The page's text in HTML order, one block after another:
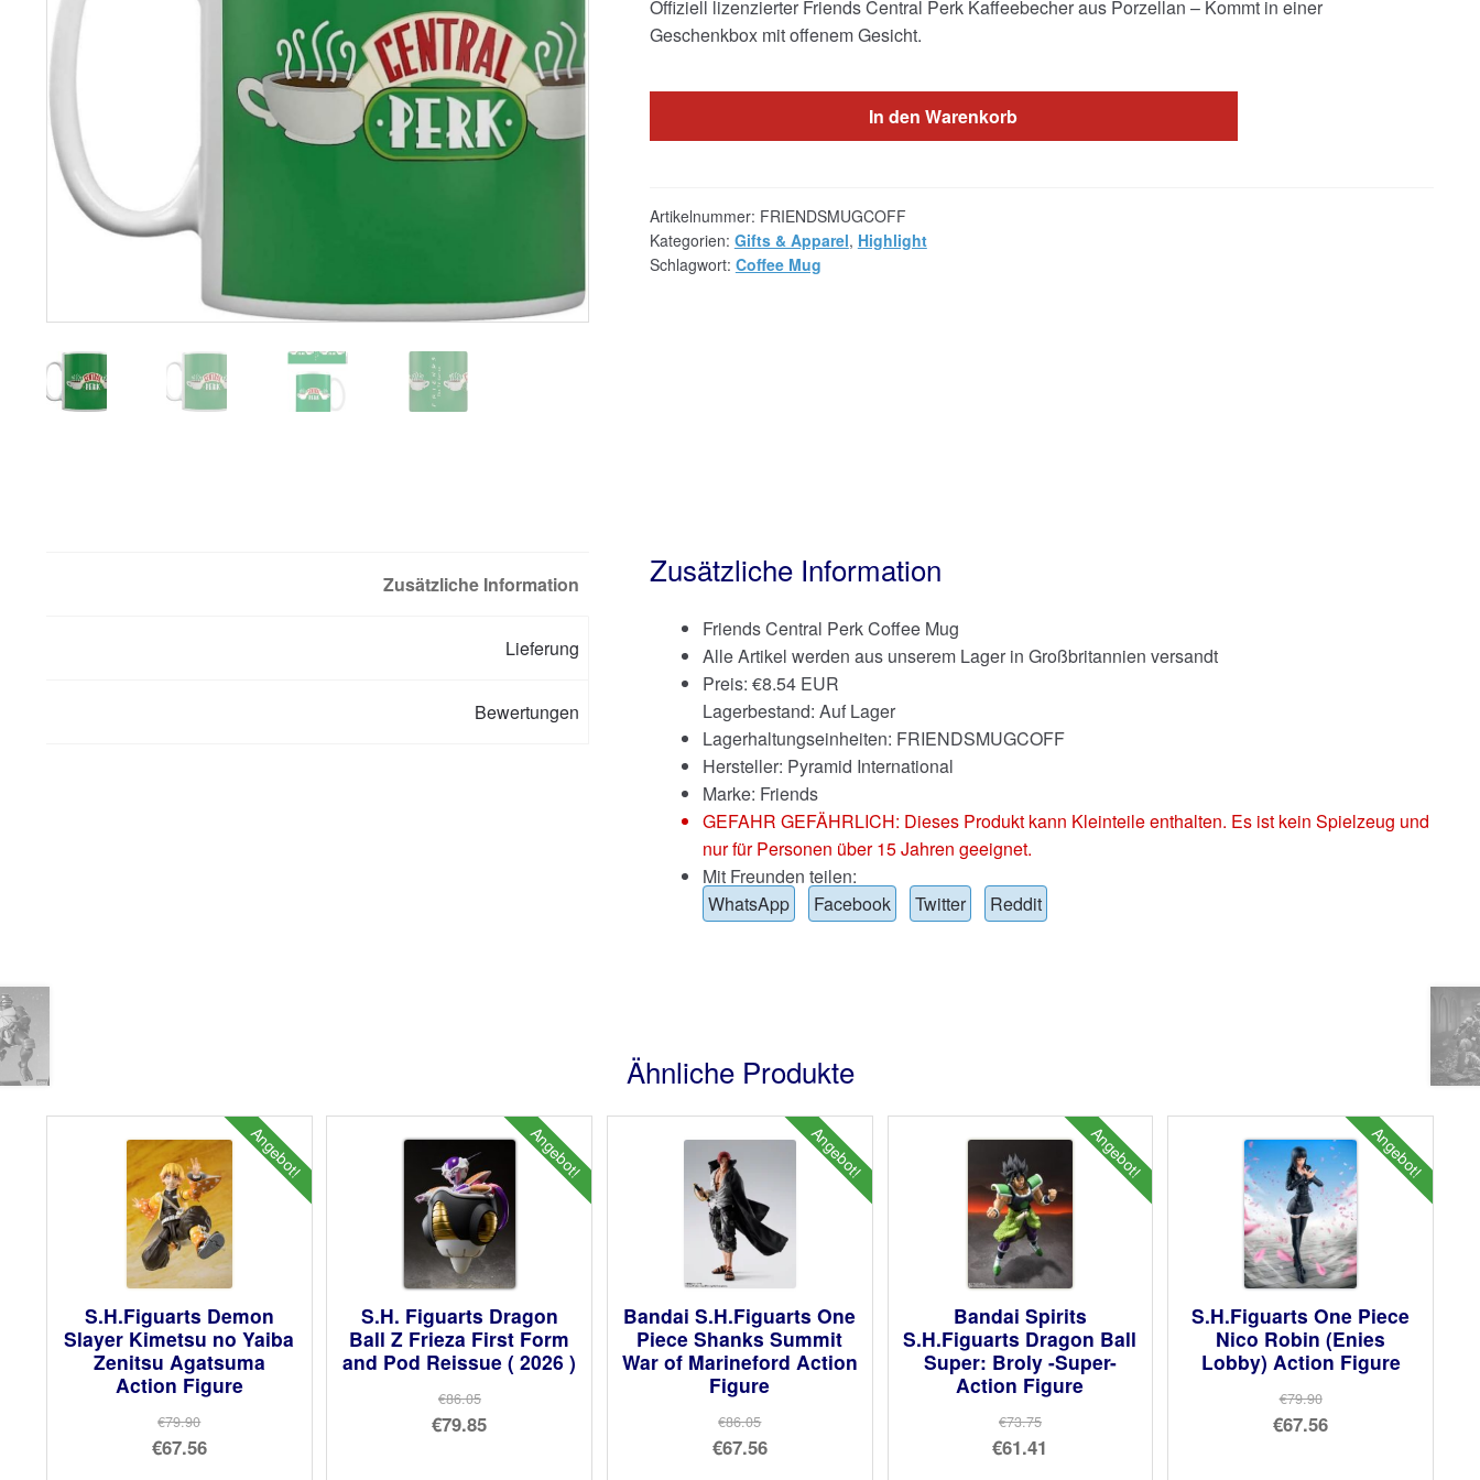
war: ist:
Offiziell lizenzierter Friends Central Perk Kaffeebecher aus Porzellan – Kommt in einer
Geschenkbox mit offenem Gesicht.
In den Warenkorb
Artikelnummer: FRIENDSMUGCOFF
Kategorien: Gifts & Apparel, Highlight
Schlagwort: Coffee Mug
Zusätzliche Information
Lieferung
Bewertungen
Zusätzliche Information
Friends Central Perk Coffee Mug
Alle Artikel werden aus unserem Lager in Großbritannien versandt
Preis: €8.54 EUR
Lagerbestand: Auf Lager
Lagerhaltungseinheiten: FRIENDSMUGCOFF
Hersteller: Pyramid International
Marke: Friends
GEFAHR GEFÄHRLICH: Dieses Produkt kann Kleinteile enthalten. Es ist kein Spielzeug und
nur für Personen über 15 Jahren geeignet.
Mit Freunden teilen:
WhatsApp
Facebook Twitter Reddit
Ähnliche Produkte
Angebot!
S.H.Figuarts Demon
Slayer Kimetsu no Yaiba
Zenitsu Agatsuma
Action Figure
€79.90
Ursprünglicher
€67.56
Angebot!
S.H. Figuarts Dragon
Ball Z Frieza First Form
and Pod Reissue ( 2026 )
€86.05
Ursprünglicher
€79.85
Angebot!
Bandai S.H.Figuarts One
Piece Shanks Summit
War of Marineford Action
Figure
€86.05
Ursprünglicher
€67.56
Angebot!
Bandai Spirits
S.H.Figuarts Dragon Ball
Super: Broly -Super-
Action Figure
€73.75
Ursprünglicher
€61.41
Angebot!
S.H.Figuarts One Piece
Nico Robin (Enies
Lobby) Action Figure
€79.90
Ursprünglicher
€67.56